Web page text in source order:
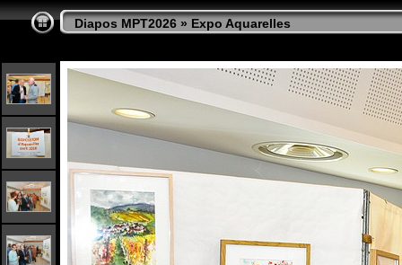
Diapos MPT2026 » Expo Aquarelles